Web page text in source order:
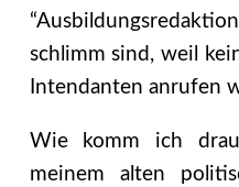
schlimm sind, weil
Intendanten anrufen
Wie komm ich
meinem alten